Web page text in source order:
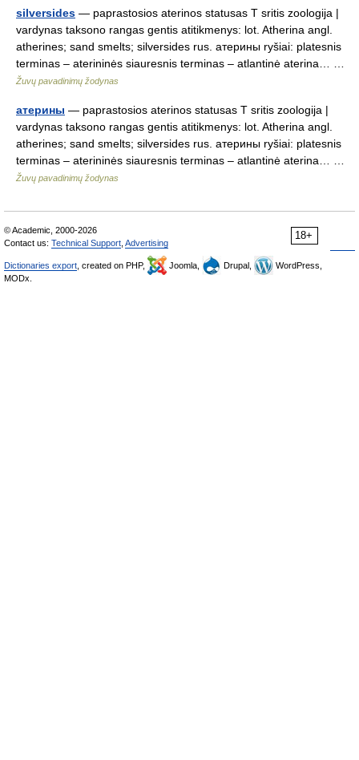
silversides — paprastosios aterinos statusas T sritis zoologija |
vardynas taksono rangas gentis atitikmenys: lot. Atherina angl.
atherines; sand smelts; silversides rus. атерины ryšiai: platesnis
terminas – aterininės siauresnis terminas – atlantinė aterina… …
Žuvų pavadinimų žodynas
атерины — paprastosios aterinos statusas T sritis zoologija |
vardynas taksono rangas gentis atitikmenys: lot. Atherina angl.
atherines; sand smelts; silversides rus. атерины ryšiai: platesnis
terminas – aterininės siauresnis terminas – atlantinė aterina… …
Žuvų pavadinimų žodynas
18+
© Academic, 2000-2026
Contact us: Technical Support Advertising
Dictionaries export , created on PHP, Joomla, Drupal,
WordPress,
MODx.